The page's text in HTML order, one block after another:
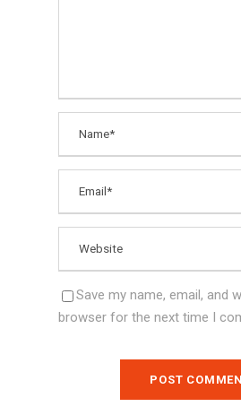
Save my name, email, and
browser for the next time I